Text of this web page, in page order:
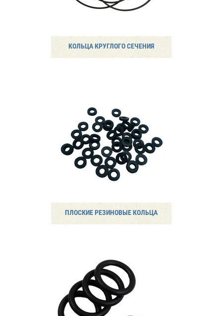
КОЛЬЦА КРУГЛОГО СЕЧЕНИЯ
ПЛОСКИЕ РЕЗИНОВЫЕ КОЛЬЦА